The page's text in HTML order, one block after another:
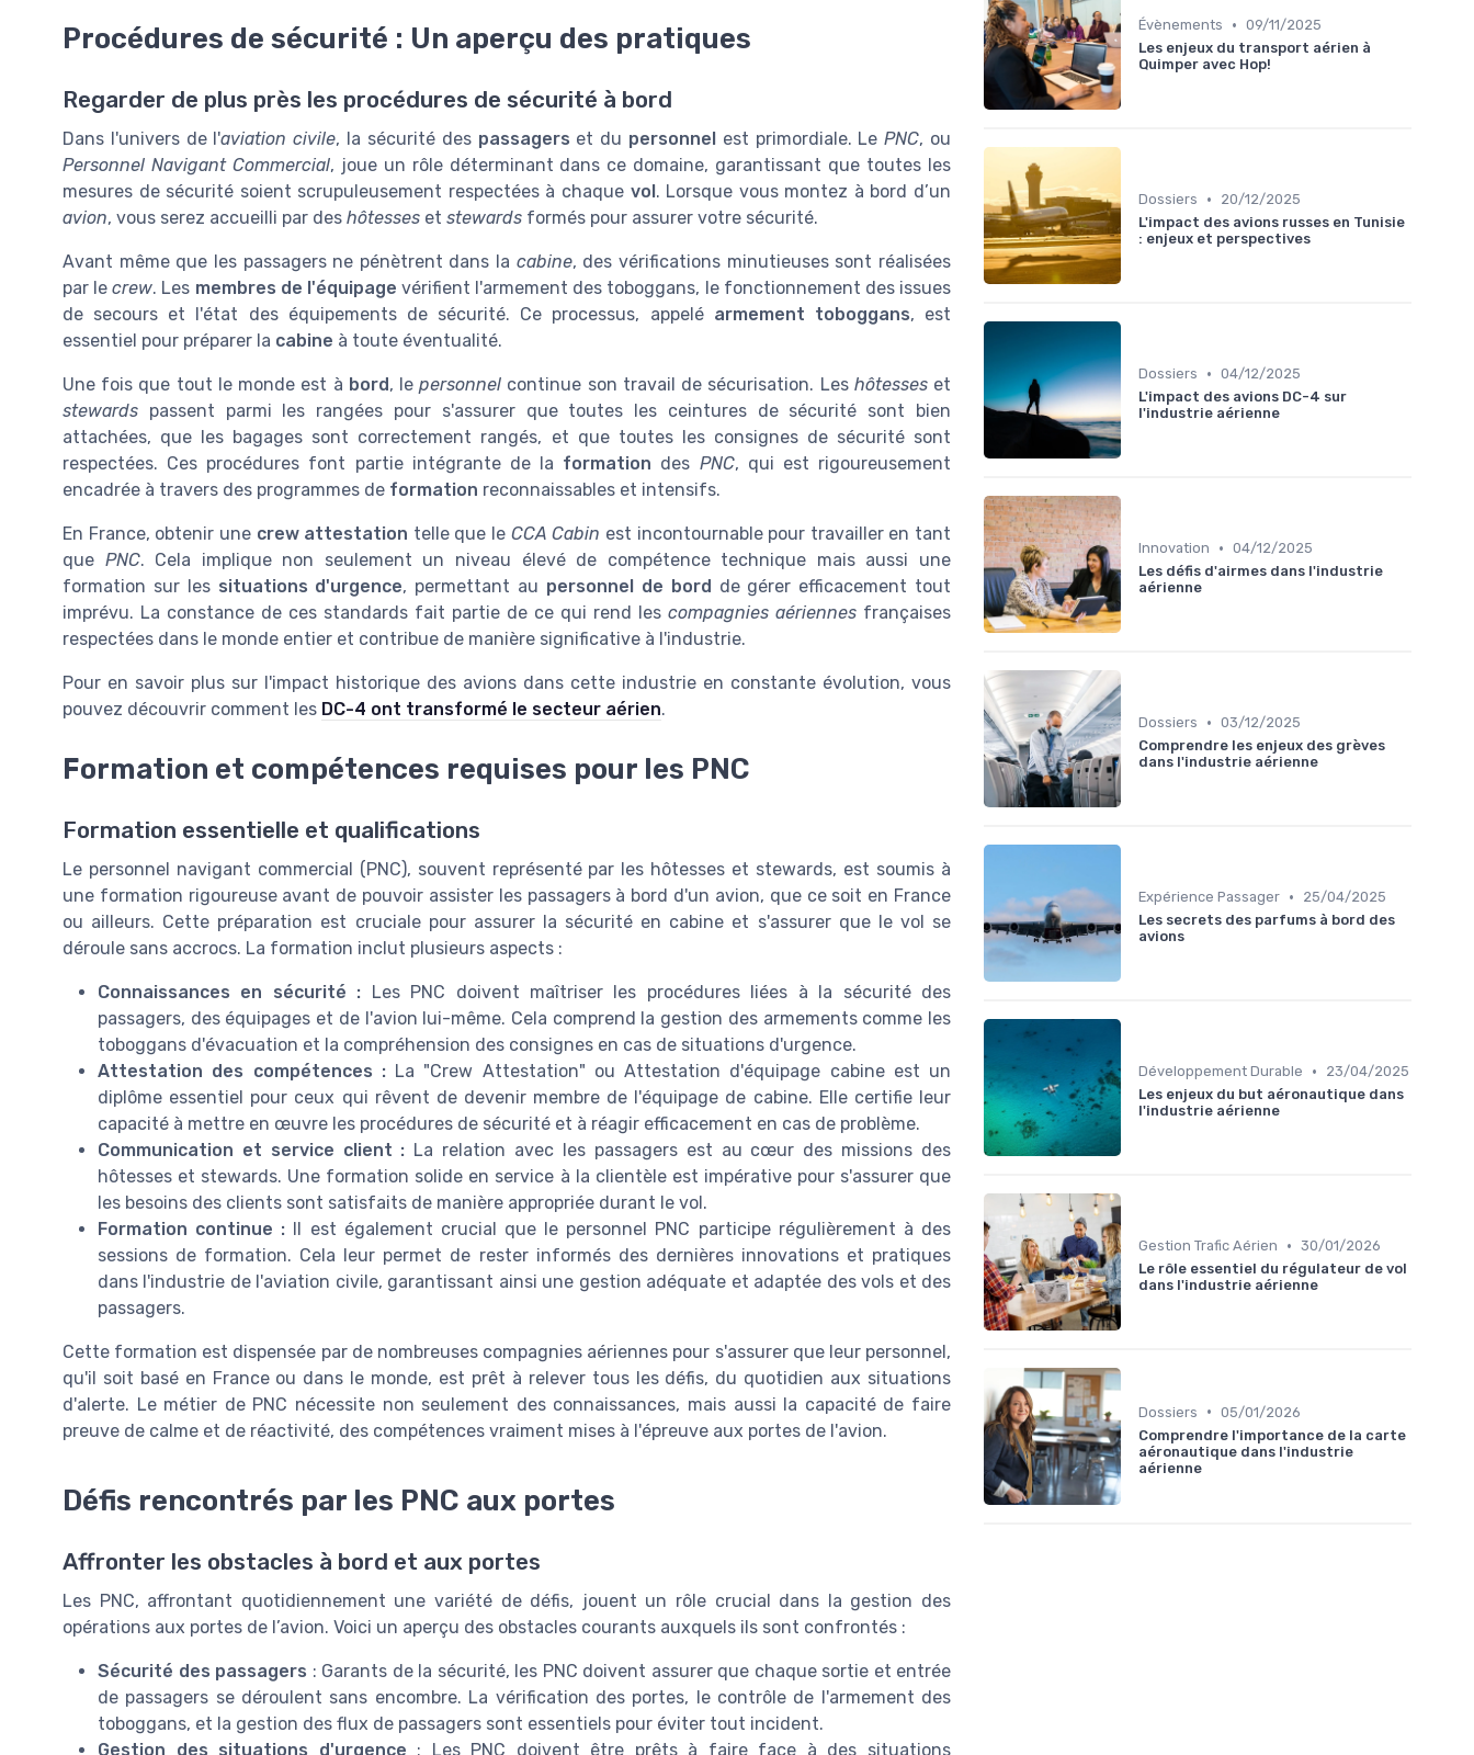
Procédures de sécurité : Un aperçu des pratiques
Regarder de plus près les procédures de sécurité à bord
Dans l'univers de l'aviation civile, la sécurité des passagers et du personnel est primordiale. LePNC, ou
Personnel Navigant Commercial, joue un rôle déterminant dans ce domaine, garantissant que toutes les
mesures de sécurité soient scrupuleusement respectées à chaque vol . Lorsque vous montez à bord d’un
avion, vous serez accueilli par des hôtesses et stewards formés pour assurer votre sécurité.
Avant même que les passagers ne pénètrent dans la cabine, des vérifications minutieuses sont réalisées
par lecrew. Les membres de l'équipage vérifient l'armement des toboggans, le fonctionnement des issues
de secours et l'état des équipements de sécurité. Ce processus, appelé armement toboggans, est
essentiel pour préparer la cabine à toute éventualité.
Une fois que tout le monde est à bord , lepersonnel continue son travail de sécurisation. Les hôtesseset
stewards passent parmi les rangées pour s'assurer que toutes les ceintures de sécurité sont bien
attachées, que les bagages sont correctement rangés, et que toutes les consignes de sécurité sont
respectées. Ces procédures font partie intégrante de la formation des PNC, qui est rigoureusement
encadrée à travers des programmes de formation reconnaissables et intensifs.
En France, obtenir une crew attestation telle que le CCA Cabin est incontournable pour travailler en tant
que PNC. Cela implique non seulement un niveau élevé de compétence technique mais aussi une
formation sur les situations d'urgence, permettant au personnel de bord de gérer efficacement tout
imprévu. La constance de ces standards fait partie de ce qui rend les compagnies aériennes françaises
respectées dans le monde entier et contribue de manière significative à l'industrie.
Pour en savoir plus sur l'impact historique des avions dans cette industrie en constante évolution, vous
pouvez découvrir comment les DC-4 ont transformé le secteur aérien.
Formation et compétences requises pour les PNC
Formation essentielle et qualifications
Le personnel navigant commercial (PNC), souvent représenté par les hôtesses et stewards, est soumis à
une formation rigoureuse avant de pouvoir assister les passagers à bord d'un avion, que ce soit en France
ou ailleurs. Cette préparation est cruciale pour assurer la sécurité en cabine et s'assurer que le vol se
déroule sans accrocs. La formation inclut plusieurs aspects :
Connaissances en sécurité : Les PNC doivent maîtriser les procédures liées à la sécurité des
passagers, des équipages et de l'avion lui-même. Cela comprend la gestion des armements comme les
toboggans d'évacuation et la compréhension des consignes en cas de situations d'urgence.
Attestation des compétences : La "Crew Attestation" ou Attestation d'équipage cabine est un
diplôme essentiel pour ceux qui rêvent de devenir membre de l'équipage de cabine. Elle certifie leur
capacité à mettre en œuvre les procédures de sécurité et à réagir efficacement en cas de problème.
Communication et service client : La relation avec les passagers est au cœur des missions des
hôtesses et stewards. Une formation solide en service à la clientèle est impérative pour s'assurer que
les besoins des clients sont satisfaits de manière appropriée durant le vol.
Formation continue : Il est également crucial que le personnel PNC participe régulièrement à des
sessions de formation. Cela leur permet de rester informés des dernières innovations et pratiques
dans l'industrie de l'aviation civile, garantissant ainsi une gestion adéquate et adaptée des vols et des
passagers.
Cette formation est dispensée par de nombreuses compagnies aériennes pour s'assurer que leur personnel,
qu'il soit basé en France ou dans le monde, est prêt à relever tous les défis, du quotidien aux situations
d'alerte. Le métier de PNC nécessite non seulement des connaissances, mais aussi la capacité de faire
preuve de calme et de réactivité, des compétences vraiment mises à l'épreuve aux portes de l'avion.
Défis rencontrés par les PNC aux portes
Affronter les obstacles à bord et aux portes
Les PNC, affrontant quotidiennement une variété de défis, jouent un rôle crucial dans la gestion des
opérations aux portes de l’avion. Voici un aperçu des obstacles courants auxquels ils sont confrontés :
Sécurité des passagers : Garants de la sécurité, les PNC doivent assurer que chaque sortie et entrée
de passagers se déroulent sans encombre. La vérification des portes, le contrôle de l'armement des
toboggans, et la gestion des flux de passagers sont essentiels pour éviter tout incident.
Gestion des situations d'urgence : Les PNC doivent être prêts à faire face à des situations
Évènements • 09/11/2025
Les enjeux du transport aérien à
Quimper avec Hop!
Dossiers •
20/12/2025
L'impact des avions russes en Tunisie
: enjeux et perspectives
Dossiers • 04/12/2025
L'impact des avions DC-4 sur
l'industrie aérienne
Innovation • 04/12/2025
Les défis d'airmes dans l'industrie
aérienne
Dossiers • 03/12/2025
Comprendre les enjeux des grèves
dans l'industrie aérienne
Expérience Passager •
25/04/2025
Les secrets des parfums à bord des
avions
Développement Durable •
23/04/2025
Les enjeux du but aéronautique dans
l'industrie aérienne
Gestion Trafic Aérien • 30/01/2026
Le rôle essentiel du régulateur de vol
dans l'industrie aérienne
Dossiers • 05/01/2026
Comprendre l'importance de la carte
aéronautique dans l'industrie
aérienne